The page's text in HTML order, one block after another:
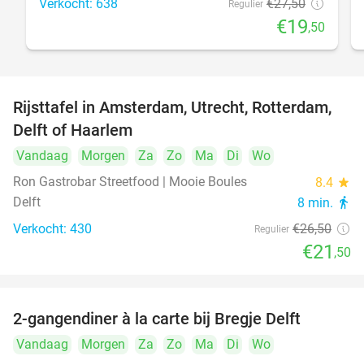
Verkocht: 638 Regulier €27,50
€19,50
19%
Rijsttafel in Amsterdam, Utrecht, Rotterdam,
Delft of Haarlem
Vandaag Morgen Za Zo Ma Di
Wo
Ron Gastrobar Streetfood | Mooie Boules
8.4 star
Delft 8 min. directions_walk
Verkocht: 430 Regulier €26,50
€21 ,50
2-gangendiner à la carte bij Bregje Delft
Vandaag Morgen Za Zo Ma Di
Wo